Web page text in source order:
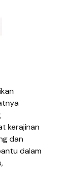
kerajinan
dan
dalam